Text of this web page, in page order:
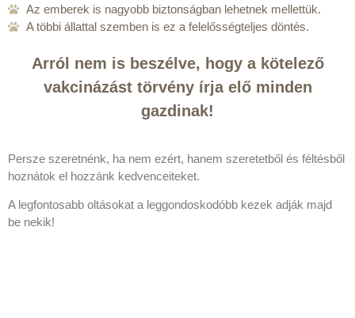
Az emberek is nagyobb biztonságban lehetnek mellettük.
A többi állattal szemben is ez a felelősségteljes döntés.
Arról nem is beszélve, hogy a kötelező
vakcinázást törvény írja elő minden
gazdinak!
Persze szeretnénk, ha nem ezért, hanem szeretetből és féltésből
hoznátok el hozzánk kedvenceiteket.
A legfontosabb oltásokat a leggondoskodóbb kezek adják majd
be nekik!